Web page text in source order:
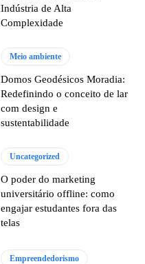
Indústria de Alta
Complexidade
Meio ambiente
Domos Geodésicos Moradia:
Redefinindo o conceito de lar
com design e
sustentabilidade
Uncategorized
O poder do marketing
universitário offline: como
engajar estudantes fora das
telas
Empreendedorismo